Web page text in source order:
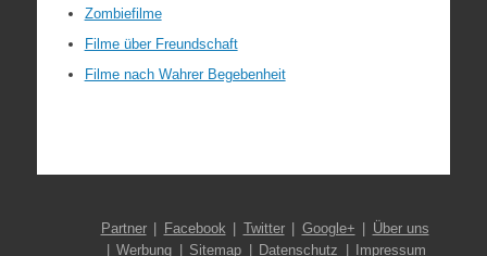
Zombiefilme
Filme über Freundschaft
Filme nach Wahrer Begebenheit
Partner Facebook Twitter Google+
Über uns
Werbung
Sitemap Datenschutz Impressum